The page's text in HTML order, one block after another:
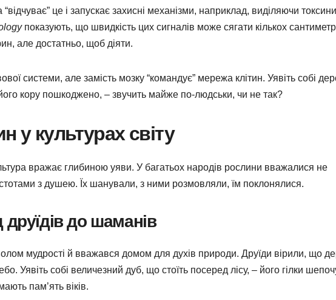
це і запускає захисні механізми, наприклад, виділяючи
показують, що швидкість цих сигналів може сягати кількох
але достатньо, щоб діяти.
системи, але замість мозку “командує” мережа клітин. Уявіть собі
кору пошкоджено, – звучить майже по-людськи, чи не так?
у культурах світу
вражає глибиною уяви. У багатьох народів рослини вважалися не
з душею. Їх шанували, з ними розмовляли, їм поклонялися.
друїдів до шаманів
мудрості й вважався домом для духів природи. Друїди вірили, що
Уявіть собі величезний дуб, що стоїть посеред лісу, – його гілки
пам’ять віків.